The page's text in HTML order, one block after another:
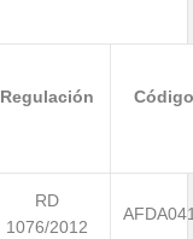
Regulación
RD
1076/2012